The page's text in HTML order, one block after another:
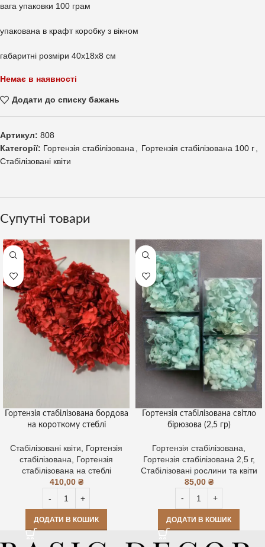
вага упаковки 100 грам
упакована в крафт коробку з вікном
габаритні розміри 40х18х8 см
Немає в наявності
Додати до списку бажань
Артикул: 808
Категорії: Гортензія стабілізована Гортензія стабілізована 100 г
Стабілізовані квіти
Супутні товари
Гортензія стабілізована бордова
на короткому стеблі
Стабілізовані квіти, Гортензія
стабілізована, Гортензія
стабілізована на стеблі
410,00 ₴
ДОДАТИ В КОШИК
Гортензія стабілізована світло
бірюзова (2,5 гр)
Гортензія стабілізована
Гортензія стабілізована 2,5 г,
Стабілізовані рослини та квіти
85,00 ₴
ДОДАТИ В КОШИК